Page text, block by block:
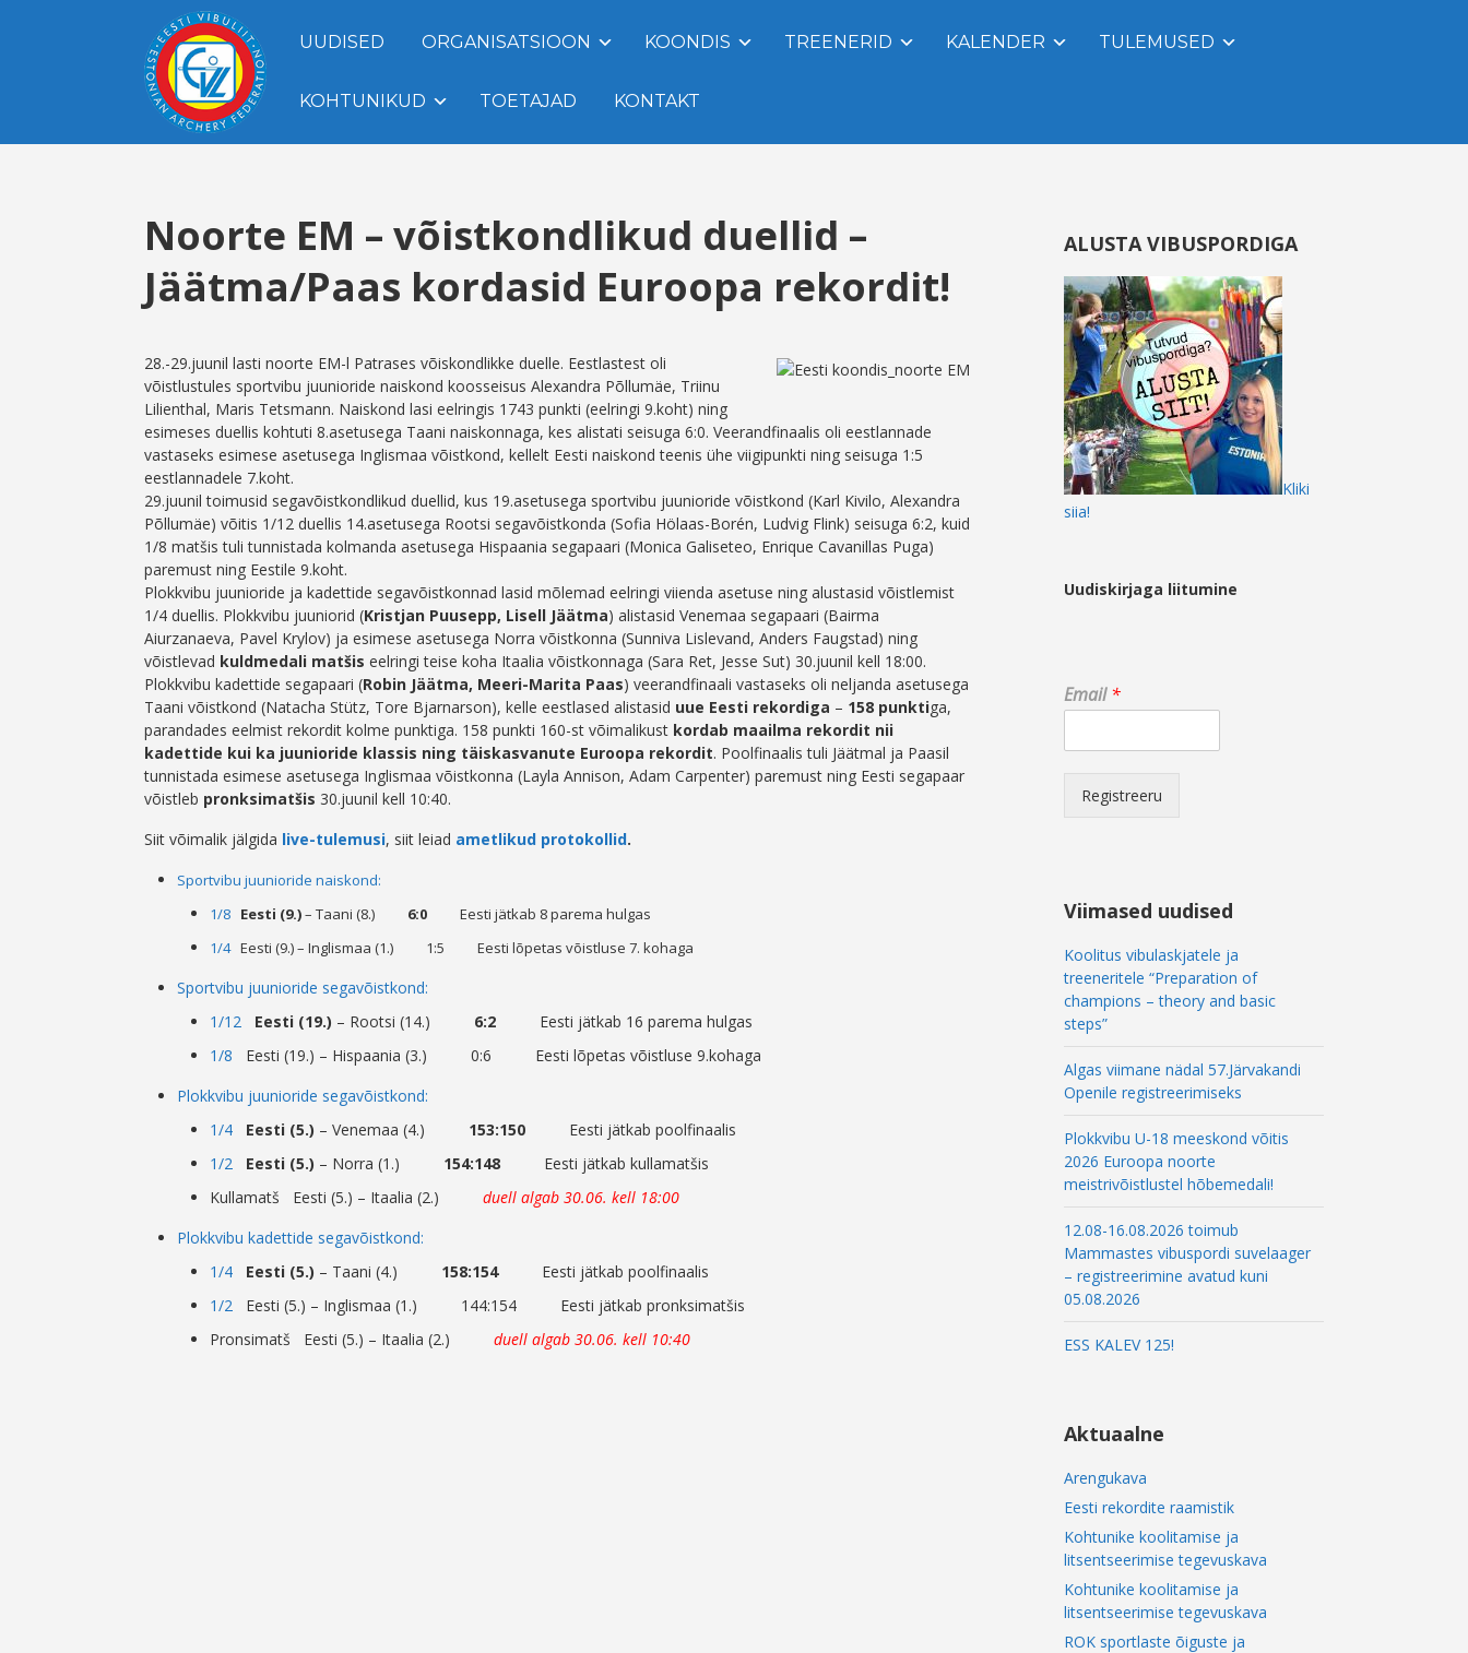
UUDISED ORGANISATSIOON KOONDIS TREENERID KALENDER TULEMUSED
KOHTUNIKUD TOETAJAD KONTAKT
Noorte EM – võistkondlikud duellid –
Jäätma/Paas kordasid Euroopa rekordit!
28.-29.juunil lasti noorte EM-l Patrases võiskondlikke duelle. Eestlastest oli
võistlustules sportvibu juunioride naiskond koosseisus Alexandra Põllumäe, Triinu
Lilienthal, Maris Tetsmann. Naiskond lasi eelringis 1743 punkti (eelringi 9.koht) ning
esimeses duellis kohtuti 8.asetusega Taani naiskonnaga, kes alistati seisuga 6:0. Veerandfinaalis oli eestlannade
vastaseks esimese asetusega Inglismaa võistkond, kellelt Eesti naiskond teenis ühe viigipunkti ning seisuga 1:5
eestlannadele 7.koht.
29.juunil toimusid segavõistkondlikud duellid, kus 19.asetusega sportvibu juunioride võistkond (Karl Kivilo, Alexandra
Põllumäe) võitis 1/12 duellis 14.asetusega Rootsi segavõistkonda (Sofia Hölaas-Borén, Ludvig Flink) seisuga 6:2, kuid
1/8 matšis tuli tunnistada kolmanda asetusega Hispaania segapaari (Monica Galiseteo, Enrique Cavanillas Puga)
paremust ning Eestile 9.koht.
Plokkvibu juunioride ja kadettide segavõistkonnad lasid mõlemad eelringi viienda asetuse ning alustasid võistlemist
1/4 duellis. Plokkvibu juuniorid (Kristjan Puusepp, Lisell Jäätma) alistasid Venemaa segapaari (Bairma
Aiurzanaeva, Pavel Krylov) ja esimese asetusega Norra võistkonna (Sunniva Lislevand, Anders Faugstad) ning
võistlevad kuldmedali matšis eelringi teise koha Itaalia võistkonnaga (Sara Ret, Jesse Sut) 30.juunil kell 18:00.
Plokkvibu kadettide segapaari (Robin Jäätma, Meeri-Marita Paas) veerandfinaali vastaseks oli neljanda asetusega
Taani võistkond (Natacha Stütz, Tore Bjarnarson), kelle eestlased alistasid uue Eesti rekordiga – 158 punktiga,
parandades eelmist rekordit kolme punktiga. 158 punkti 160-st võimalikust kordab maailma rekordit nii
kadettide kui ka juunioride klassis ning täiskasvanute Euroopa rekordit. Poolfinaalis tuli Jäätmal ja Paasil
tunnistada esimese asetusega Inglismaa võistkonna (Layla Annison, Adam Carpenter) paremust ning Eesti segapaar
võistleb pronksimatšis 30.juunil kell 10:40.
Siit võimalik jälgida live-tulemusi, siit leiad ametlikud protokollid.
Sportvibu juunioride naiskond:
1/8 Eesti (9.)– Taani (8.) 6:0 Eesti jätkab 8 parema hulgas
1/4Eesti (9.) – Inglismaa (1.) 1:5 Eesti lõpetas võistluse 7. kohaga
Sportvibu juunioride segavõistkond:
1/12
Eesti (19.) – Rootsi (14.) 6:2 Eesti jätkab 16 parema hulgas
1/8 Eesti (19.) – Hispaania (3.) 0:6 Eesti lõpetas võistluse 9.kohaga
Plokkvibu juunioride segavõistkond:
1/4
Eesti (5.) – Venemaa (4.) 153:150 Eesti jätkab poolfinaalis
1/2
Eesti (5.) – Norra (1.) 154:148 Eesti jätkab kullamatšis
Kullamatš Eesti (5.) – Itaalia (2.) duell algab 30.06. kell 18:00
Plokkvibu kadettide segavõistkond:
1/4
Eesti (5.) – Taani (4.) 158:154Eesti jätkab poolfinaalis
1/2 Eesti (5.) – Inglismaa (1.) 144:154 Eesti jätkab pronksimatšis
Pronsimatš Eesti (5.) – Itaalia (2.) duell algab 30.06. kell 10:40
ALUSTA VIBUSPORDIGA
Kliki
siia!
Uudiskirjaga liitumine
E
m
i
l
Email*
Registreeru
Viimased uudised
Koolitus vibulaskjatele ja
treeneritele “Preparation of
champions – theory and basic
steps”
Algas viimane nädal 57.Järvakandi
Openile registreerimiseks
Plokkvibu U-18 meeskond võitis
2026 Euroopa noorte
meistrivõistlustel hõbemedali!
12.08-16.08.2026 toimub
Mammastes vibuspordi suvelaager
– registreerimine avatud kuni
05.08.2026
ESS KALEV 125!
Aktuaalne
Arengukava
Eesti rekordite raamistik
Kohtunike koolitamise ja
litsentseerimise tegevuskava
Kohtunike koolitamise ja
litsentseerimise tegevuskava
ROK sportlaste õiguste ja